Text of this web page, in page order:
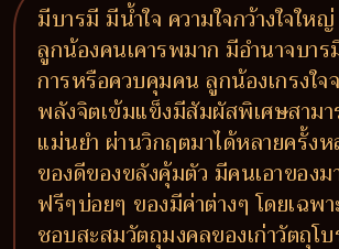
มีบารมี มีน้ำใจ ความใจกว้างใจใ
ลูกน้องคนเคารพมาก มีอำนาจบาร
การหรือควบคุมคน ลูกน้องเกรงใจ
พลังจิตเข้มแข็งมีสัมผัสพิเศษสาม
แม่นยำ ผ่านวิกฤตมาได้หลายครั้ง
ของดีของขลังคุ้มตัว มีคนเอาของม
ฟรีๆบ่อยๆ ของมีค่าต่างๆ โดยเฉพ
ชอบสะสมวัตถุมงคลของเก่าวัตถุโ